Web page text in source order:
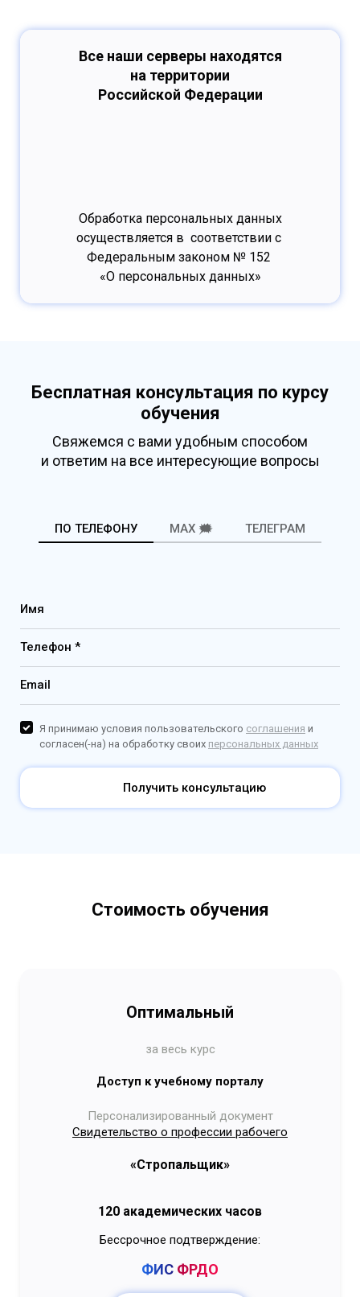
Все наши серверы находятся
на территории
Российской Федерации
Обработка персональных данных
осуществляется в соответствии с
Федеральным законом № 152
«О персональных данных»
Бесплатная консультация по курсу
обучения
Свяжемся с вами удобным способом
и ответим на все интересующие вопросы
ПО ТЕЛЕФОНУ MAX 🗯️ ТЕЛЕГРАМ
Имя
Телефон *
Email
Получить консультацию
Я принимаю условия пользовательского соглашения и
согласен(-на) на обработку своих персональных данных
Стоимость обучения
Оптимальный
за весь курс
Доступ к учебному порталу
Персонализированный документ
Свидетельство о профессии рабочего
«Стропальщик»
120 академических часов
Бессрочное подтверждение:
ФИС ФРДО